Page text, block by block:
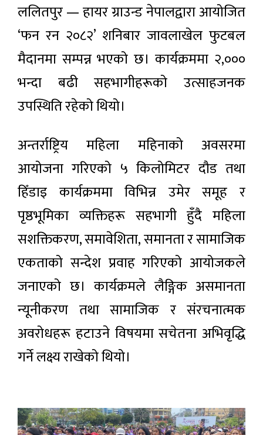
ललितपुर — हायर ग्राउन्ड नेपालद्वारा आयोजित
‘फन रन २०८२’ शनिबार जावलाखेल फुटबल
मैदानमा सम्पन्न भएको छ। कार्यक्रममा २,०००
भन्दा बढी सहभागीहरूको उत्साहजनक
उपस्थिति रहेको थियो।
अन्तर्राष्ट्रिय महिला महिनाको अवसरमा
आयोजना गरिएको ५ किलोमिटर दौड तथा
हिँडाइ कार्यक्रममा विभिन्न उमेर समूह र
पृष्ठभूमिका व्यक्तिहरू सहभागी हुँदै महिला
सशक्तिकरण, समावेशिता, समानता र सामाजिक
एकताको सन्देश प्रवाह गरिएको आयोजकले
जनाएको छ। कार्यक्रमले लैङ्गिक असमानता
न्यूनीकरण तथा सामाजिक र संरचनात्मक
अवरोधहरू हटाउने विषयमा सचेतना अभिवृद्धि
गर्ने लक्ष्य राखेको थियो।